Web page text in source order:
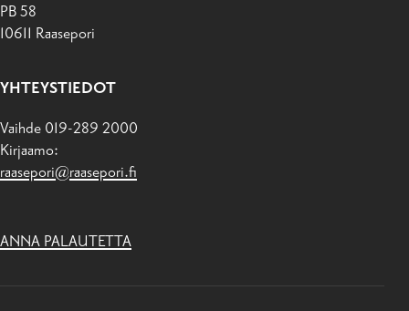
PB 58
10611 Raasepori
YHTEYSTIEDOT
Vaihde 019-289 2000
Kirjaamo:
raasepori@raasepori.fi
ANNA PALAUTETTA